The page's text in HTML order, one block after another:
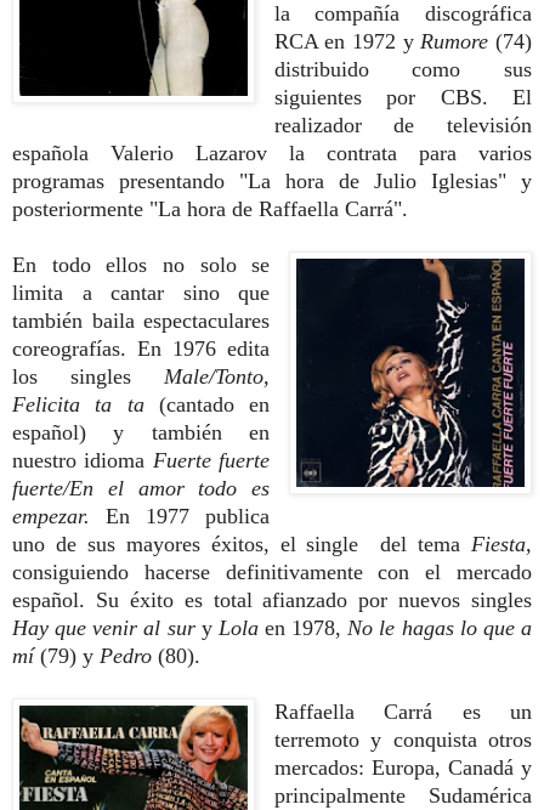
la compañía discográfica
RCA en 1972 yRumore(74)
distribuido como sus
siguientes por CBS. El
realizador de televisión
española Valerio Lazarov la contrata para varios
programas presentando "La hora de Julio Iglesias" y
posteriormente "La hora de Raffaella Carrá".
En todo ellos no solo se
limita a cantar sino que
también baila espectaculares
coreografías. En 1976 edita
los singlesMale/Tonto,
Felicita ta ta (cantado en
español)
y también en
nuestro idioma Fuerte fuerte
fuerte/En el amor todo es
empezar. En 1977 publica
uno de sus mayores éxitos, el single del tema Fiesta,
consiguiendo hacerse definitivamente con el mercado
español. Su éxito es total afianzado por nuevos singles
Hay que venir al sur yLolaen 1978,No le hagas lo que a
mí(79) y Pedro (80).
Raffaella Carrá es un
terremoto y conquista otros
mercados: Europa, Canadá y
principalmente Sudamérica